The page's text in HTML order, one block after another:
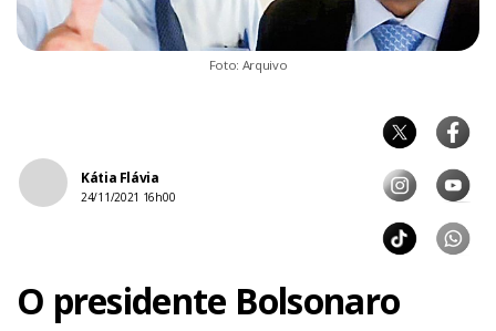
Foto: Arquivo
Kátia Flávia
24/11/2021 16h00
O presidente Bolsonaro